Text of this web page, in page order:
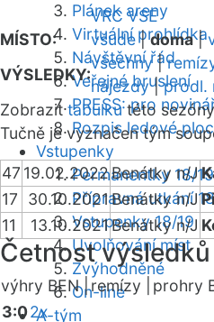
Plánek areny
Virtuální prohlídka
Návštěvní řád
Veřejné bruslení
PRESS: pro
Rozpis ledové
Vstupenky
Permanentky 18/19
Přípravná utkání
Vstupenky 18/19
Uvolňování míst
Zvýhodněné
On-line
A-tým
VRC VSE
MÍSTO:
všude|doma|
VÝSLEDKY:
všechny|
nájezdy|prodl.
Zobrazittabulkutéto
Tučně je vyznačen tým
47 19.02.2022Benátky n/J
17
30.10.2021Benátky n/J
11
13.10.2021Benátky n/J
Četnost výsledků
výhry BEN |remízy |
prohry
3:02x